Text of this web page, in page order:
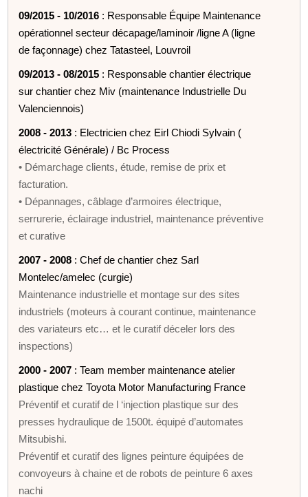
09/2015 - 10/2016 : Responsable Équipe Maintenance
opérationnel secteur décapage/laminoir /ligne A (ligne
de façonnage) chez Tatasteel, Louvroil
09/2013 - 08/2015 : Responsable chantier électrique
sur chantier chez Miv (maintenance Industrielle Du
Valenciennois)
2008 - 2013 : Electricien chez Eirl Chiodi Sylvain (
électricité Générale) / Bc Process
• Démarchage clients, étude, remise de prix et
facturation.
• Dépannages, câblage d’armoires électrique,
serrurerie, éclairage industriel, maintenance préventive
et curative
2007 - 2008 : Chef de chantier chez Sarl
Montelec/amelec (curgie)
Maintenance industrielle et montage sur des sites
industriels (moteurs à courant continue, maintenance
des variateurs etc… et le curatif déceler lors des
inspections)
2000 - 2007 : Team member maintenance atelier
plastique chez Toyota Motor Manufacturing France
Préventif et curatif de l ‘injection plastique sur des
presses hydraulique de 1500t. équipé d’automates
Mitsubishi.
Préventif et curatif des lignes peinture équipées de
convoyeurs à chaine et de robots de peinture 6 axes
nachi